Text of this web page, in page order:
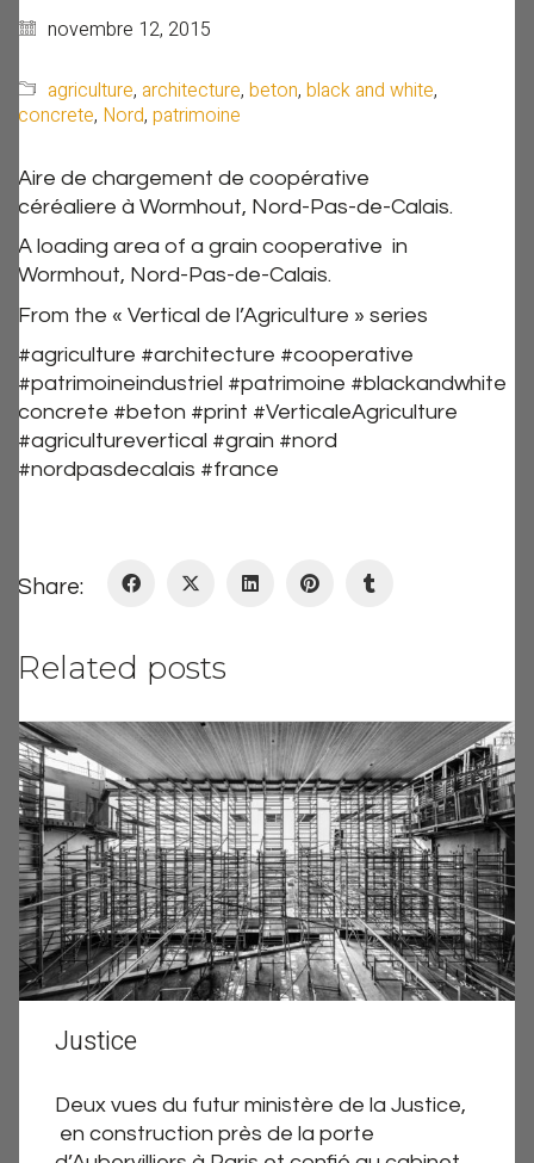
novembre 12, 2015
agriculture, architecture, beton, black and white,
concrete, Nord, patrimoine
Aire de chargement de coopérative
céréaliere à Wormhout, Nord-Pas-de-Calais.
A loading area of a grain cooperative in
Wormhout, Nord-Pas-de-Calais.
From the « Vertical de l’Agriculture » series
#agriculture #architecture #cooperative
#patrimoineindustriel #patrimoine #blackandwhite
concrete #beton #print #VerticaleAgriculture
#agriculturevertical #grain #nord
#nordpasdecalais #france
Share:
Related posts
Justice
Deux vues du futur ministère de la Justice,
en construction près de la porte